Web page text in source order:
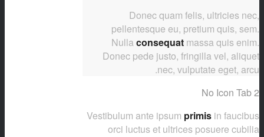
Donec quam felis, ultricies nec,
pellentesque eu, pretium quis, sem.
Nullaconsequat massa quis enim.
Donec pede justo, fringilla vel, aliquet
nec, vulputate eget, arcu.
No Icon Tab 2
Vestibulum ante ipsum primis in faucibus
orci luctus et ultrices posuere cubilia